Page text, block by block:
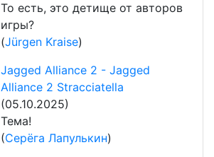
То есть, это детище от авторов
игры?
(Jürgen Kraise)
Jagged Alliance 2 - Jagged
Alliance 2 Stracciatella
(05.10.2025)
Тема!
(Серёга Лапулькин)